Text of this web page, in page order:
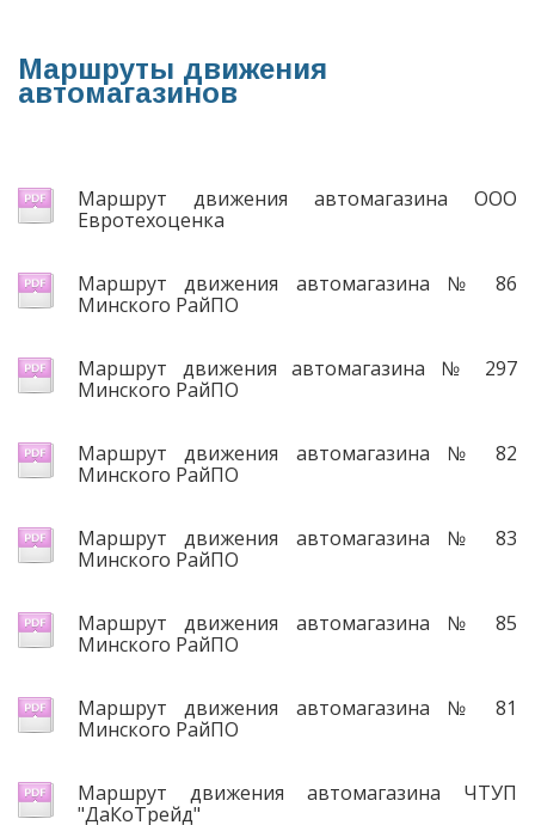
Маршруты движения
автомагазинов
Маршрут движения автомагазина ООО
Евротехоценка
Маршрут движения автомагазина № 86
Минского РайПО
Маршрут движения автомагазина № 297
Минского РайПО
Маршрут движения автомагазина № 82
Минского РайПО
Маршрут движения автомагазина № 83
Минского РайПО
Маршрут движения автомагазина № 85
Минского РайПО
Маршрут движения автомагазина № 81
Минского РайПО
Маршрут движения автомагазина ЧТУП
"ДаКоТрейд"